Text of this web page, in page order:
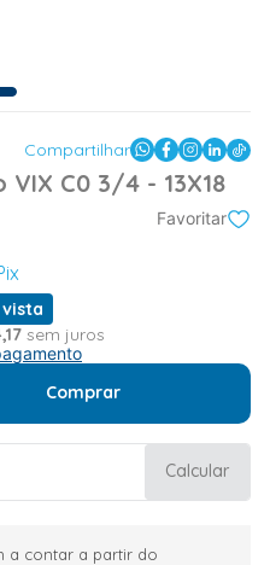
Compartilhar
C0 3/4 - 13X18
Favoritar
,17 sem juros
Comprar
Calcular
a contar a partir do